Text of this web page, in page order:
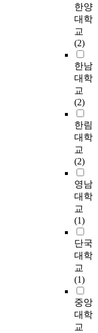
한양
대학
교
(2)
한남
대학
교
(2)
한림
대학
교
(2)
영남
대학
교
(1)
단국
대학
교
(1)
중앙
대학
교